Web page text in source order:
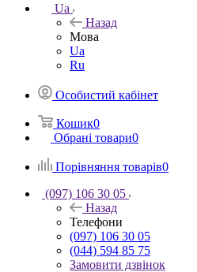
Ua
Назад
Мова
Ua
Ru
Особистий кабінет
Кошик0
Обрані товари0
Порівняння товарів0
(097) 106 30 05
Назад
Телефони
(097) 106 30 05
(044) 594 85 75
Замовити дзвінок